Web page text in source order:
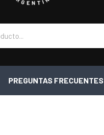
PREGUNTAS FRECUENTES